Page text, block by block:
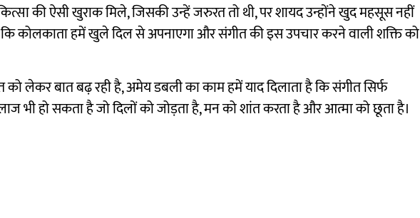
की ऐसी खुराक मिले, जिसकी उन्हें जरुरत तो थी, पर शायद उन्होंने खुद महसूस नहीं
कि कोलकाता हमें खुले दिल से अपनाएगा और संगीत की इस उपचार करने वाली शक्ति को
लेकर बात बढ़ रही है, अमेय डबली का काम हमें याद दिलाता है कि संगीत सिर्फ
भी हो सकता है जो दिलों को जोड़ता है, मन को शांत करता है और आत्मा को छूता है।